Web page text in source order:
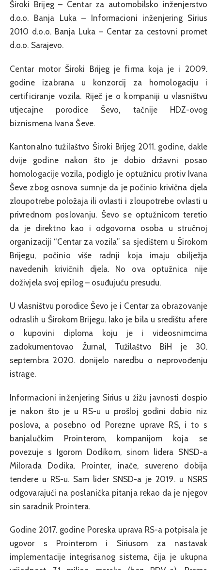
Široki Brijeg – Centar za automobilsko inženjerstvo
d.o.o. Banja Luka – Informacioni inženjering Sirius
2010 d.o.o. Banja Luka – Centar za cestovni promet
d.o.o. Sarajevo.
Centar motor Široki Brijeg je firma koja je i 2009.
godine izabrana u konzorcij za homologaciju i
certificiranje vozila. Riječ je o kompaniji u vlasništvu
utjecajne porodice Ševo, tačnije HDZ-ovog
biznismena Ivana Ševe.
Kantonalno tužilaštvo Široki Brijeg 2011. godine, dakle
dvije godine nakon što je dobio državni posao
homologacije vozila, podiglo je optužnicu protiv Ivana
Ševe zbog osnova sumnje da je počinio krivična djela
zloupotrebe položaja ili ovlasti i zloupotrebe ovlasti u
privrednom poslovanju. Ševo se optužnicom teretio
da je direktno kao i odgovorna osoba u stručnoj
organizaciji “Centar za vozila” sa sjedištem u Širokom
Brijegu, počinio više radnji koja imaju obilježja
navedenih krivičnih djela. No ova optužnica nije
doživjela svoj epilog – osuđujuću presudu.
U vlasništvu porodice Ševo je i Centar za obrazovanje
odraslih u Širokom Brijegu. Iako je bila u središtu afere
o kupovini diploma koju je i videosnimcima
zadokumentovao Žurnal, Tužilaštvo BiH je 30.
septembra 2020. donijelo naredbu o neprovođenju
istrage.
Informacioni inženjering Sirius u žižu javnosti dospio
je nakon što je u RS-u u prošloj godini dobio niz
poslova, a posebno od Porezne uprave RS, i to s
banjalučkim Prointerom, kompanijom koja se
povezuje s Igorom Dodikom, sinom lidera SNSD-a
Milorada Dodika. Prointer, inače, suvereno dobija
tendere u RS-u. Sam lider SNSD-a je 2019. u NSRS
odgovarajući na poslanička pitanja rekao da je njegov
sin saradnik Prointera.
Godine 2017. godine Poreska uprava RS-a potpisala je
ugovor s Prointerom i Siriusom za nastavak
implementacije integrisanog sistema, čija je ukupna